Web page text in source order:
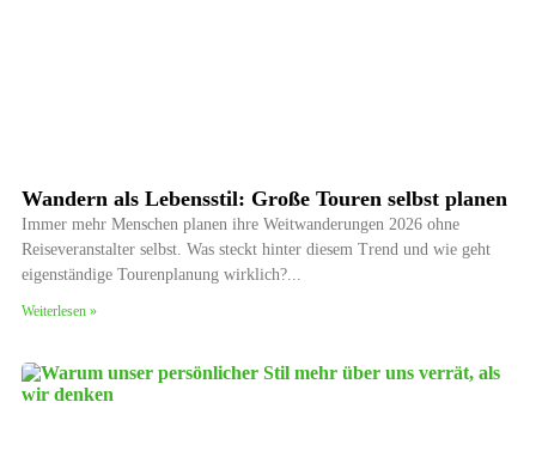
Wandern als Lebensstil: Große Touren selbst planen
Immer mehr Menschen planen ihre Weitwanderungen 2026 ohne
Reiseveranstalter selbst. Was steckt hinter diesem Trend und wie geht
eigenständige Tourenplanung wirklich?
Weiterlesen »